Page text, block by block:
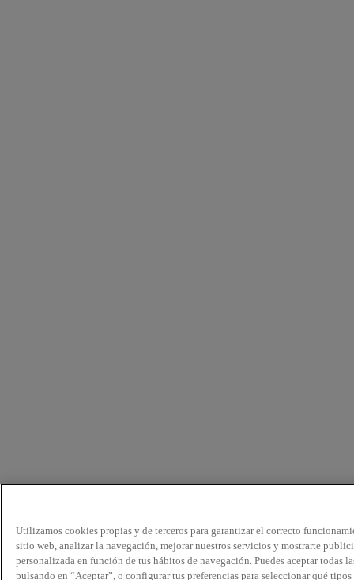
Utilizamos cookies propias y de terceros para garantizar el correcto
sitio web, analizar la navegación, mejorar nuestros servicios y mostrarte
personalizada en función de tus hábitos de navegación. Puedes aceptar todas
pulsando en “Aceptar”, o configurar tus preferencias para seleccionar qué tipos